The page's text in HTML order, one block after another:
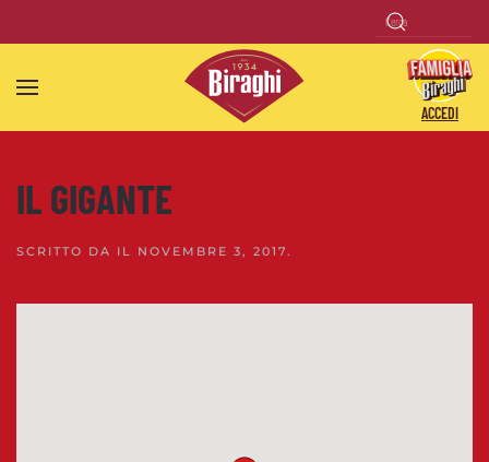
Skip to main content
ACCEDI
IL GIGANTE
SCRITTO DA IL NOVEMBRE 3, 2017.